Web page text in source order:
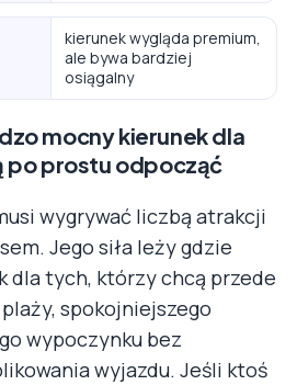
kierunek wygląda premium,
ale bywa bardziej
osiągalny
mocny kierunek dla
po prostu odpocząć
wygrywać liczbą atrakcji
Jego siła leży gdzie
dla tych, którzy chcą przede
spokojniejszego
wypoczynku bez
wyjazdu. Jeśli ktoś